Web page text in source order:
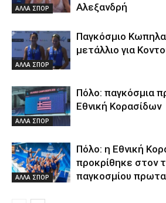
ΑΛΛΑ ΣΠΟΡ
Αλεξανδρή
ΑΛΛΑ ΣΠΟΡ
Παγκόσμιο
μετάλλιο για
ΑΛΛΑ ΣΠΟΡ
Πόλο: παγκόσμια
Εθνική Κορασίδων
ΑΛΛΑ ΣΠΟΡ
Πόλο: η Εθνική
προκρίθηκε στον
παγκοσμίου